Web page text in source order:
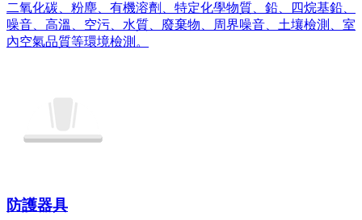
二氧化碳、粉塵、有機溶劑、特定化學物質、鉛、四烷基鉛、
噪音、高溫、空污、水質、廢棄物、周界噪音、土壤檢測、室
內空氣品質等環境檢測。
防護器具